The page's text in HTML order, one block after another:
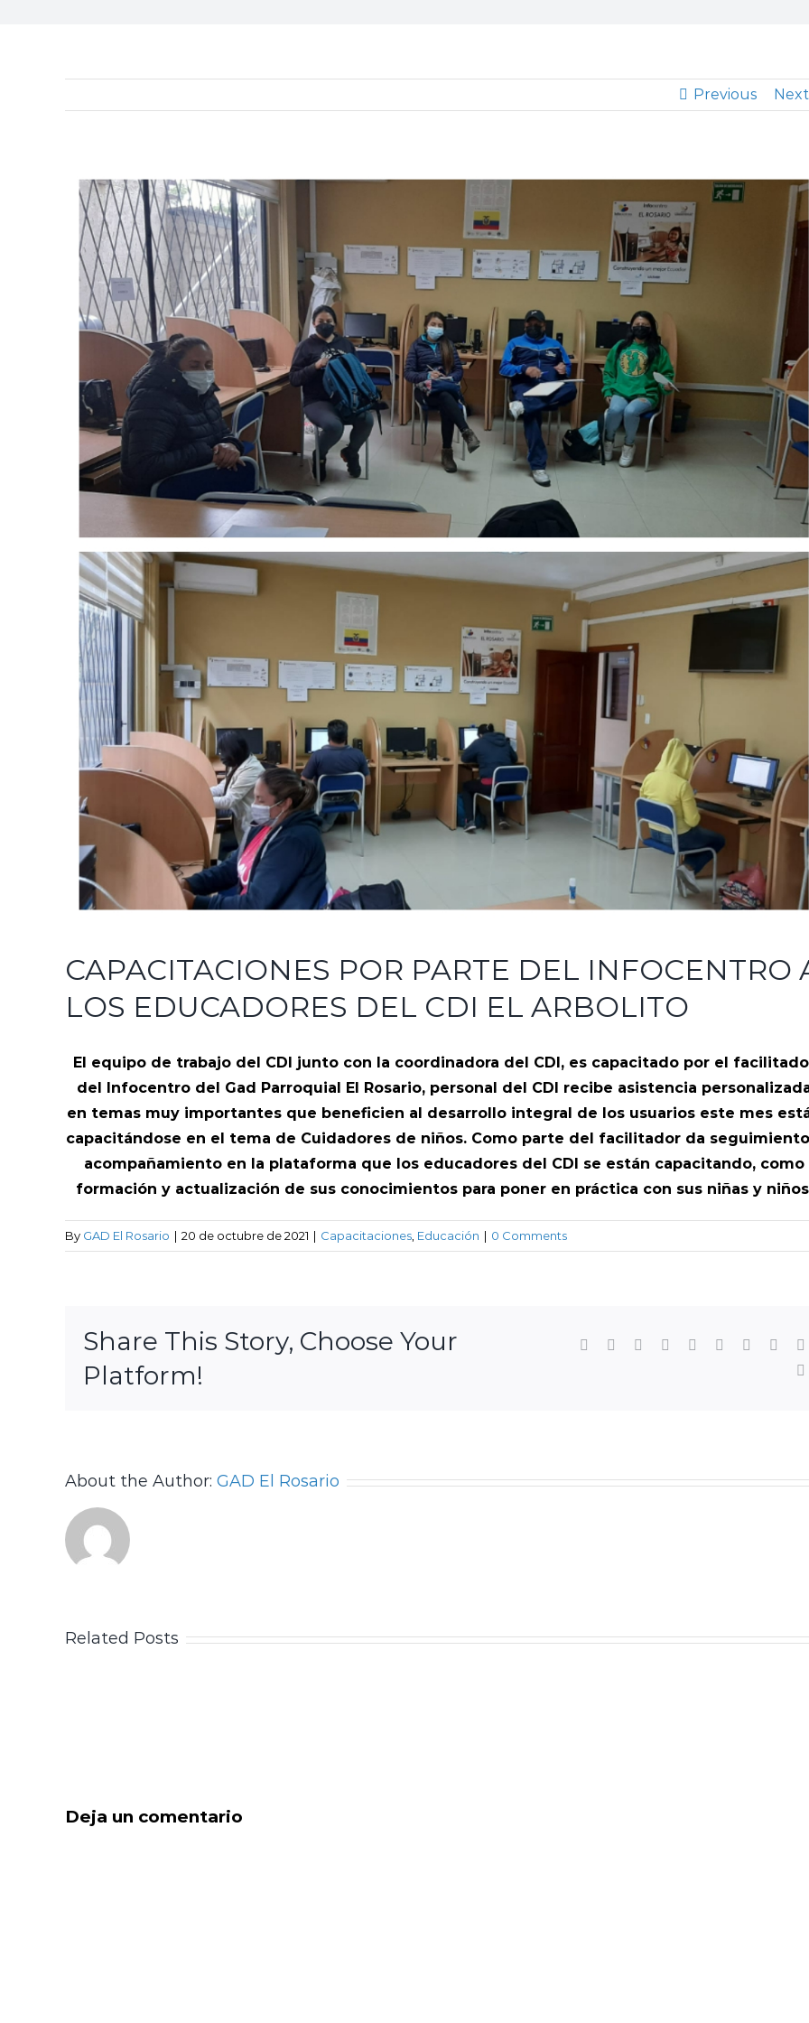
Previous Next
View
Larger
Image
CAPACITACIONES POR PARTE DEL INFOCENTRO
LOS EDUCADORES DEL CDI EL ARBOLITO
El equipo de trabajo del CDI junto con la coordinadora del CDI, es capacitado por el
del Infocentro del Gad Parroquial El Rosario, personal del CDI recibe asistencia
en temas muy importantes que beneficien al desarrollo integral de los usuarios este mes
capacitándose en el tema de Cuidadores de niños. Como parte del facilitador da
acompañamiento en la plataforma que los educadores del CDI se están capacitando, como
formación y actualización de sus conocimientos para poner en práctica con sus niñas y
By GAD El Rosario | 20 de octubre de 2021 | Capacitaciones Educación | 0 Comments
Share This Story, Choose Your
Platform!
Facebook
TwitterLinkedIn
Reddit WhatsApp
TumblrPinterest
About the Author: GAD El Rosario
Related Posts
Deja un comentario